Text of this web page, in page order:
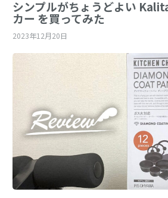
シンプルがちょうどよい
カー を買ってみた
2023年12月20日